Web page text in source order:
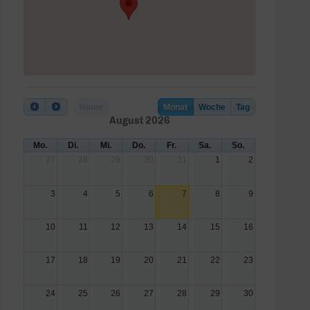
Monat Woche Tag
August 2026
Mo. Di. Mi. Do. Fr. Sa.
So.
1 2
3 4 5 6 7 8 9
10 11 12 13 14 15 16
17 18 19 20 21 22 23
24 25 26 27 28 29 30